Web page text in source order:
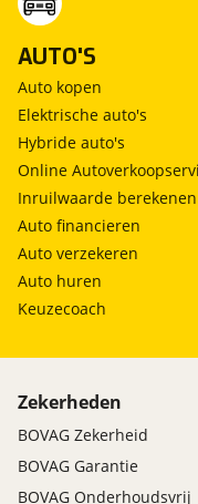
AUTO'S
Auto kopen
Elektrische auto's
Hybride auto's
Online
Inruilwaarde berekenen
Auto financieren
Auto verzekeren
Auto huren
Keuzecoach
Zekerheden
BOVAG Zekerheid
BOVAG Garantie
BOVAG Onderhoudsvrij